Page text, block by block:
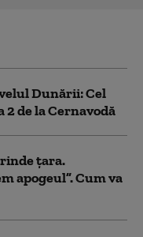
Dunării: Cel
de la Cernavodă
țara.
apogeul”. Cum va